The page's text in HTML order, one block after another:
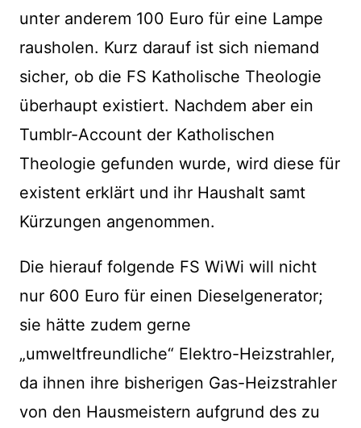
unter anderem 100 Euro für eine Lampe
rausholen. Kurz darauf ist sich niemand
sicher, ob die FS Katholische Theologie
überhaupt existiert. Nachdem aber ein
Tumblr-Account der Katholischen
Theologie gefunden wurde, wird diese für
existent erklärt und ihr Haushalt samt
Kürzungen angenommen.
Die hierauf folgende FS WiWi will nicht
nur 600 Euro für einen Dieselgenerator;
sie hätte zudem gerne
„umweltfreundliche“ Elektro-Heizstrahler,
da ihnen ihre bisherigen Gas-Heizstrahler
von den Hausmeistern aufgrund des zu